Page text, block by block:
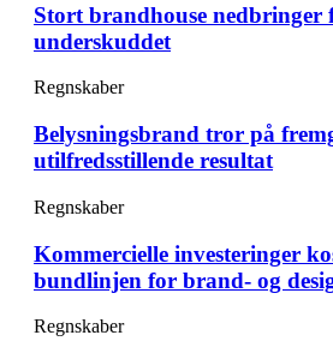
Stort brandhouse nedbringer
underskuddet
Regnskaber
Belysningsbrand tror på
utilfredsstillende resultat
Regnskaber
Kommercielle investeringer
bundlinjen for brand- og
Regnskaber